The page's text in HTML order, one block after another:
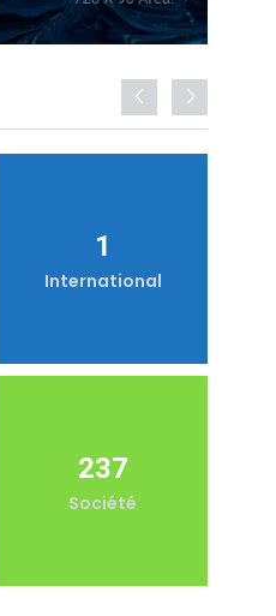
1
International
237
Société